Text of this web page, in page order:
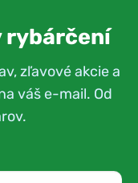
rybárčení
zľavové akcie a
váš e-mail. Od